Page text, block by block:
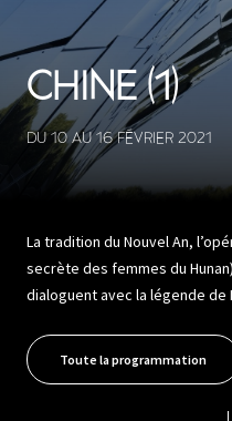
La tradition du Nouvel An,
secrète des femmes du
dialoguent avec la légende de
Toute la programmation
CHINE (1)
DU 10 AU 16 FÉVRIER 2021